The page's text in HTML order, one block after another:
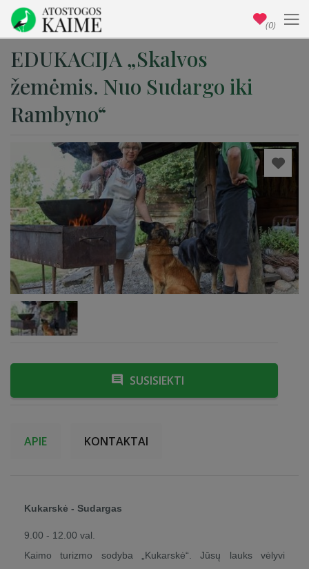
EDUKACIJA „Skalvos
žemėmis. Nuo Sudargo iki
Rambyno“
SUSISIEKTI
APIE KONTAKTAI
Kukarskė - Sudargas
9.00 - 12.00 val.
Kaimo turizmo sodyba „Kukarskė“. Jūsų lauks vėlyvi
(0)